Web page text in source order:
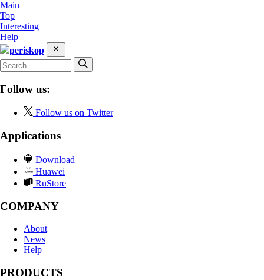
Main
Top
Interesting
Help
periskop
Follow us:
Follow us on Twitter
Applications
Download
Huawei
RuStore
COMPANY
About
News
Help
PRODUCTS